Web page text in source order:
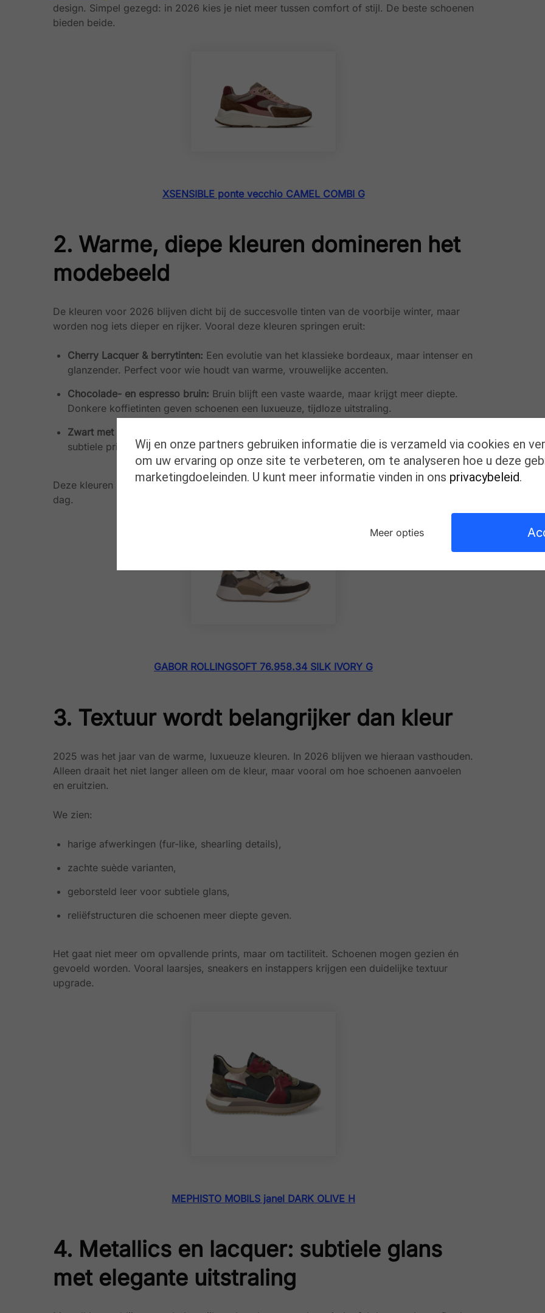
design. Simpel gezegd: in 2026 kies je niet meer tussen comfort of stijl. De beste schoenen
bieden beide.
XSENSIBLE ponte vecchio CAMEL COMBI G
2. Warme, diepe kleuren domineren het
modebeeld
De kleuren voor 2026 blijven dicht bij de succesvolle tinten van de voorbije winter, maar
worden nog iets dieper en rijker. Vooral deze kleuren springen eruit:
Cherry Lacquer & berrytinten: Een evolutie van het klassieke bordeaux, maar intenser en
glanzender. Perfect voor wie houdt van warme, vrouwelijke accenten.
Chocolade- en espresso bruin: Bruin blijft een vaste waarde, maar krijgt meer diepte.
Donkere koffietinten geven schoenen een luxueuze, tijdloze uitstraling.
Zwart met textuur:
subtiele prints voor extra karakter.
Deze kleuren laten zich makkelijk combineren met winteroutfits én elegante looks voor elke
dag.
GABOR ROLLINGSOFT 76.958.34 SILK IVORY G
3. Textuur wordt belangrijker dan kleur
2025 was het jaar van de warme, luxueuze kleuren. In 2026 blijven we hieraan vasthouden.
Alleen draait het niet langer alleen om de kleur, maar vooral om hoe schoenen aanvoelen
en eruitzien.
We zien:
harige afwerkingen (fur-like, shearling details),
zachte suède varianten,
geborsteld leer voor subtiele glans,
reliëfstructuren die schoenen meer diepte geven.
Het gaat niet meer om opvallende prints, maar om tactiliteit. Schoenen mogen gezien én
gevoeld worden. Vooral laarsjes, sneakers en instappers krijgen een duidelijke textuur
upgrade.
MEPHISTO MOBILS janel DARK OLIVE H
4. Metallics en lacquer: subtiele glans
met elegante uitstraling
Wij en onze partners gebruiken informatie die is verzameld via cookies en
om uw ervaring op onze site te verbeteren, om te analyseren hoe u deze
marketingdoeleinden. U kunt meer informatie vinden in ons privacybeleid.
Meer opties